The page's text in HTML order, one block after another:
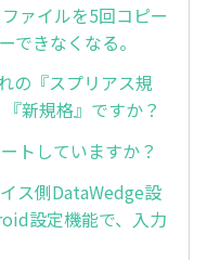
ァイルを5回コピー
できなくなる。
の『スプリアス規
新規格』ですか？
トしていますか？
ス側DataWedge設
設定機能で、入力